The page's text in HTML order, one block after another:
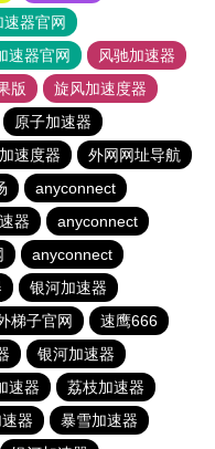
速器官网
速器官网
风驰加速器
版
旋风加速度器
原子加速器
速度器
外网网址导航
anyconnect
器
anyconnect
anyconnect
银河加速器
梯子官网
速鹰666
银河加速器
速器
荔枝加速器
器
暴雪加速器